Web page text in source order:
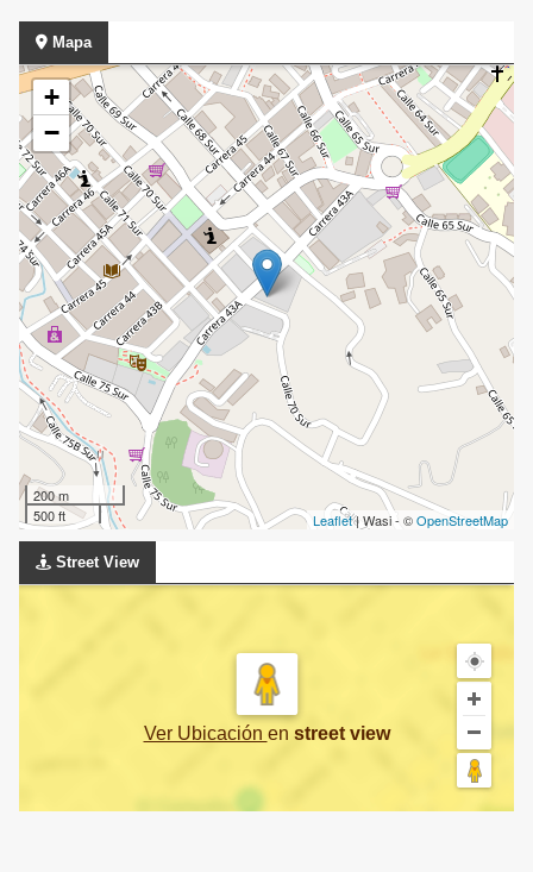
Mapa
+
−
200 m
500 ft
Leaflet| Wasi - ©OpenStreetMap
Street View
Ver Ubicación en street view